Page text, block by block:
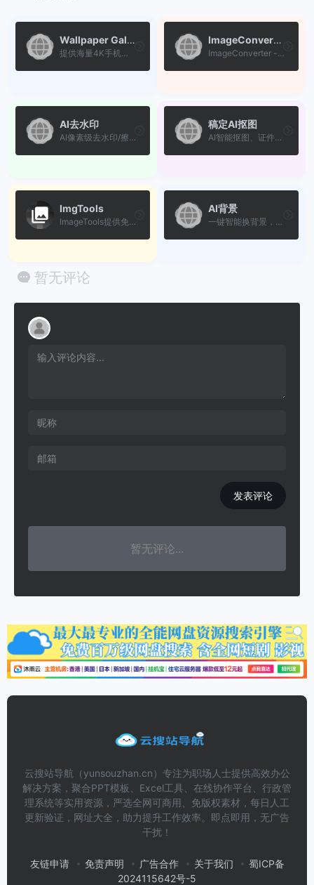
Wallpaper Gallery
提供海量4K手机壁纸与高清图片，打造极致视觉体验。
ImageConverter
ImageConverter - 免费、安全、高效的一站式图片格式转换工具。
AI去水印
AI像素级去水印/擦除杂乱背景
稿定AI抠图
AI智能抠图、证件照换底色、...
ImgTools
ImageTools提供免费的在线图...
AI背景
一键智能换背景，轻松出大片...
暂无评论
发表评论
暂无评论...
云搜站导航（yunsouzhan.cn）专注为职场人士提供高效办公
解决方案，聚合PPT模板、Excel工具、在线协作平台、行政管
理系统等实用资源，严选全网可商用、免版权素材，每日人工
更新验证，网址大全，助力提升工作效率。即点即用，无广告
干扰！
友链申请 免责声明 广告合作 关于我们
蜀ICP备
2024115642号-5